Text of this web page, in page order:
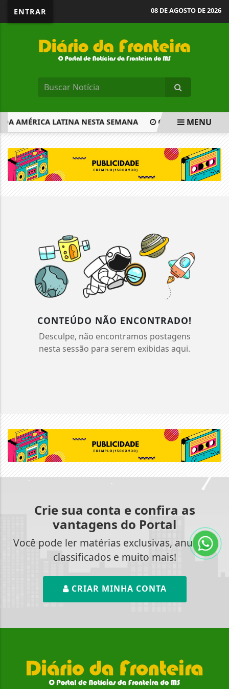
ENTRAR 08 DE AGOSTO DE 2026
AMÉRICA LATINA NESTA SEMANA COMISSÃOMENU
CONTEÚDO NÃO ENCONTRADO!
Desculpe, não encontramos postagens
nesta sessão para serem exibidas aqui.
Crie sua conta e confira as
vantagens do Portal
Você pode ler matérias exclusivas, anunciar
classificados e muito mais!
CRIAR MINHA CONTA